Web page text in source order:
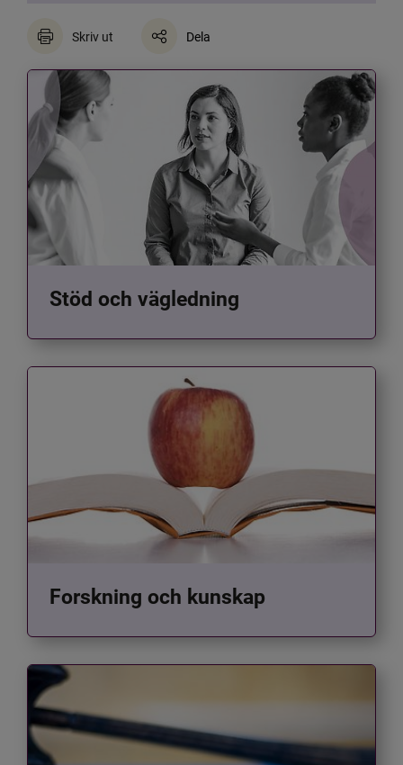
Skriv ut Dela
Stöd och vägledning
Forskning och kunskap